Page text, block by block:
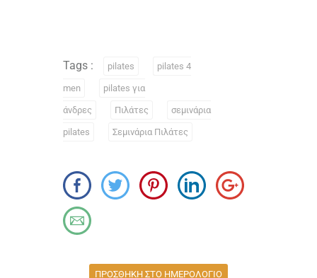
Tags : pilates pilates 4
men pilates για
άνδρες Πιλάτες σεμινάρια
pilates Σεμινάρια Πιλάτες
ΠΡΟΣΘΗΚΗ ΣΤΟ ΗΜΕΡΟΛΟΓΙΟ